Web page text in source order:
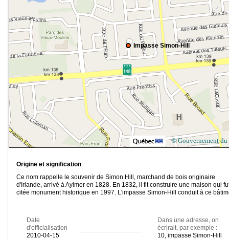
Impasse Simon-Hill
© Gouvernement du
Origine et signification
Ce nom rappelle le souvenir de Simon Hill, marchand de bois originaire
d'Irlande, arrivé à Aylmer en 1828. En 1832, il fit construire une maison qui
citée monument historique en 1997. L'impasse Simon-Hill conduit à ce
Date
d'officialisation
2010-04-15
Dans une adresse, on
écrirait, par exemple :
10, impasse Simon-Hill